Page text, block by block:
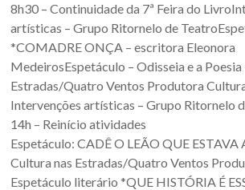
8h30 – Continuidade da 7ª Feira do
artísticas – Grupo Ritornelo de
*COMADRE ONÇA – escritora Eleonora
MedeirosEspetáculo – Odisseia e a Poesia
Estradas/Quatro Ventos Produtora
Intervenções artísticas – Grupo Ritornelo
14h – Reinício atividades
Espetáculo: CADÊ O LEÃO QUE ESTAVA
Cultura nas Estradas/Quatro Ventos
Espetáculo literário *QUE HISTÓRIA É